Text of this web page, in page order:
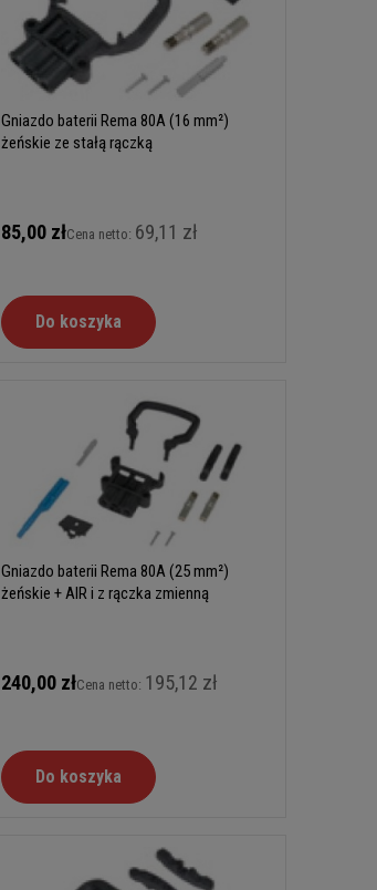
Gniazdo baterii Rema 80A (16 mm²)
żeńskie ze stałą rączką
85,00 złCena netto: 69,11 zł
Do koszyka
Gniazdo baterii Rema 80A (25 mm²)
żeńskie + AIR i z rączka zmienną
240,00 złCena netto: 195,12 zł
Do koszyka